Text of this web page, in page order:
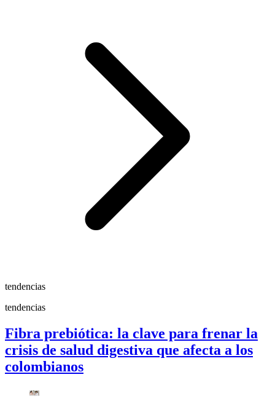
tendencias
tendencias
Fibra prebiótica: la clave para frenar la
crisis de salud digestiva que afecta a los
colombianos